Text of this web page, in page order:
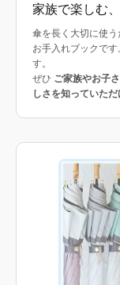
家族で楽しむ
傘を長く大切に使
お手入れブックで
す。
ぜひ ご家族やお子
しさを知っていた